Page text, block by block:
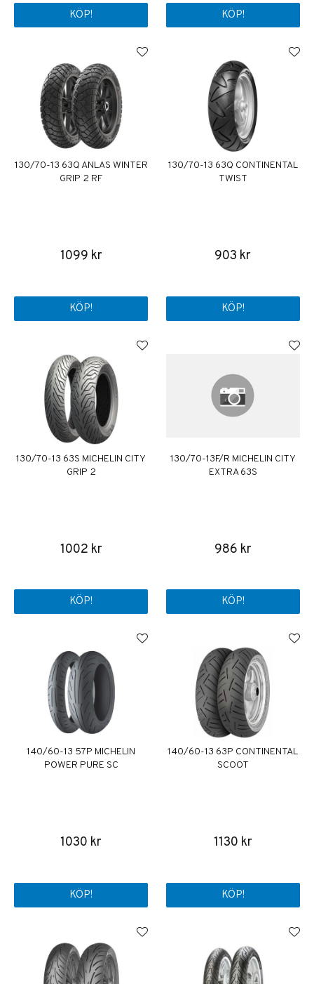
KÖP! KÖP!
130/70-13 63Q ANLAS WINTER
GRIP 2 RF
1099 kr
KÖP!
130/70-13 63Q CONTINENTAL
TWIST
903 kr
KÖP!
130/70-13 63S MICHELIN CITY
GRIP 2
1002 kr
KÖP!
130/70-13F/R MICHELIN CITY
EXTRA 63S
986 kr
KÖP!
140/60-13 57P MICHELIN
POWER PURE SC
1030 kr
KÖP!
140/60-13 63P CONTINENTAL
SCOOT
1130 kr
KÖP!